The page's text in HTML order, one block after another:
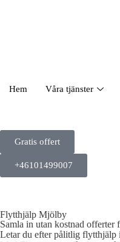
Hem Våra tjänster
Gratis offert
+46101499007
Flytthjälp Mjölby
Samla in utan kostnad offerter
Letar du efter pålitlig flytthjälp